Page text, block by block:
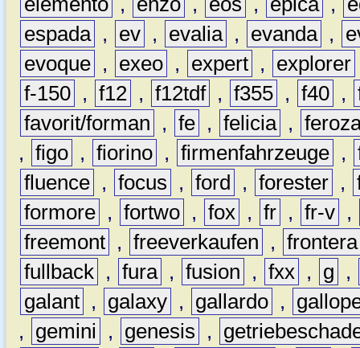
espada , ev , evalia , evanda ,
evoque , exeo , expert , explorer
f-150 , f12 , f12tdf , f355 , f40 ,
favorit/forman
, fe , felicia ,
, figo , fiorino , firmenfahrzeuge ,
fluence , focus , ford , forester ,
formore , fortwo , fox , fr , fr-v ,
freemont , freeverkaufen , frontera
fullback , fura , fusion , fxx , g
,
galant , galaxy , gallardo ,
,
gemini , genesis ,